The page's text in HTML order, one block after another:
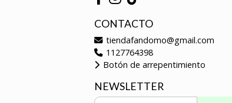
CONTACTO
tiendafandomo@gmail.com
1127764398
Botón de arrepentimiento
NEWSLETTER